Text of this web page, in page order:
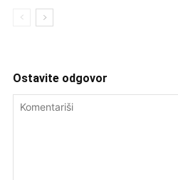
Ostavite odgovor